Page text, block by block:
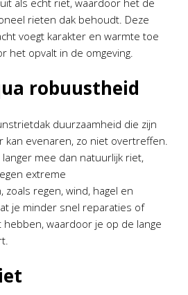
als echt riet, waardoor het de
rieten dak behoudt. Deze
voegt karakter en warmte toe
het opvalt in de omgeving.
robuustheid
duurzaamheid die zijn
kan evenaren, zo niet overtreffen.
mee dan natuurlijk riet,
extreme
regen, wind, hagel en
je minder snel reparaties of
hebben, waardoor je op de lange